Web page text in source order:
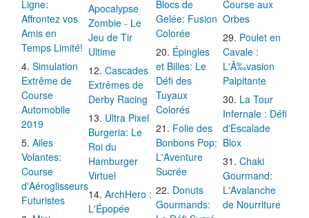
Ligne:
Affrontez vos
Amis en
Temps Limité!
Simulation
Extrême de
Course
Automobile
2019
Ailes
Volantes:
Course
d'Aéroglisseurs
Futuristes
Apocalypse
Zombie - Le
Jeu de Tir
Ultime
Cascades
Extrêmes de
Derby Racing
Ultra Pixel
Burgeria: Le
Roi du
Hamburger
Virtuel
ArchHero :
L'Épopée
Blocs de
Gelée: Fusion
Colorée
Épingles
et Billes: Le
Défi des
Tuyaux
Colorés
Folie des
Bonbons Pop:
L'Aventure
Sucrée
Donuts
Gourmands:
Course aux
Orbes
Poulet en
Cavale :
L'Ã‰vasion
Palpitante
La Tour
Infernale : Défi
d'Escalade
Blox
Chaki
Gourmand:
L'Avalanche
de Nourriture